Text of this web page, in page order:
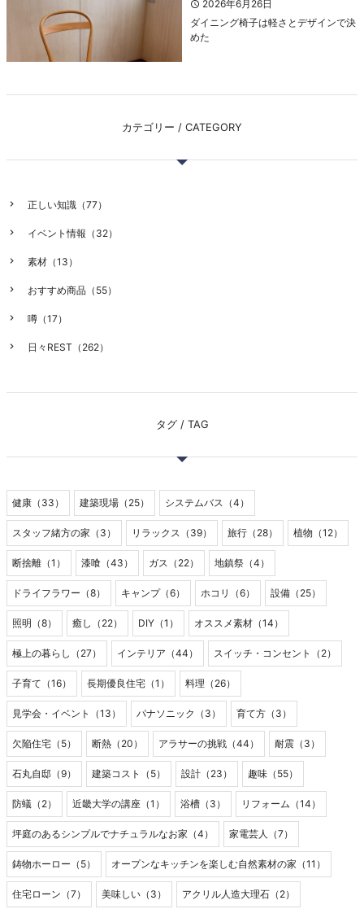
2026年6月26日
ダイニング椅子は軽さとデザインで決
めた
カテゴリー / CATEGORY
正しい知識（77）
イベント情報（32）
素材（13）
おすすめ商品（55）
噂（17）
日々REST（262）
タグ / TAG
健康（33） 建築現場（25） システムバス（4）
スタッフ緒方の家（3） リラックス（39） 旅行（28） 植物（12）
断捨離（1） 漆喰（43） ガス（22） 地鎮祭（4）
ドライフラワー（8） キャンプ（6） ホコリ（6） 設備（25）
照明（8） 癒し（22） DIY（1） オススメ素材（14）
極上の暮らし（27） インテリア（44） スイッチ・コンセント（2）
子育て（16） 長期優良住宅（1） 料理（26）
見学会・イベント（13） パナソニック（3） 育て方（3）
欠陥住宅（5） 断熱（20） アラサーの挑戦（44） 耐震（3）
石丸自邸（9） 建築コスト（5） 設計（23） 趣味（55）
防蟻（2） 近畿大学の講座（1） 浴槽（3） リフォーム（14）
坪庭のあるシンプルでナチュラルなお家（4） 家電芸人（7）
鋳物ホーロー（5） オープンなキッチンを楽しむ自然素材の家（11）
住宅ローン（7） 美味しい（3） アクリル人造大理石（2）